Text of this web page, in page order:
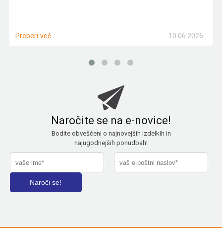
10.06.2026
Preberi več
Naročite se na e-novice!
Bodite obveščeni o najnovejših izdelkih in
najugodnejših ponudbah!